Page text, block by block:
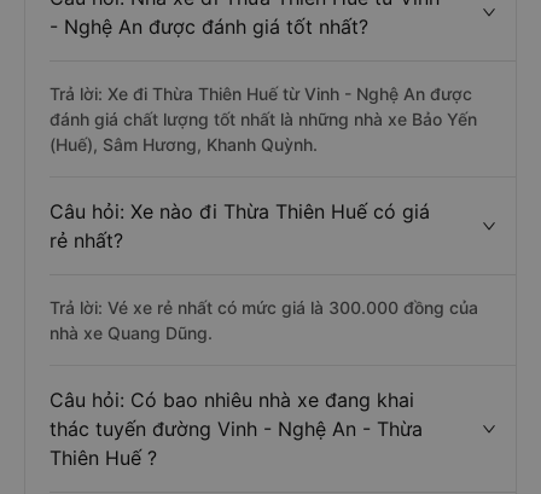
- Nghệ An được đánh giá tốt nhất?
Trả lời: Xe đi Thừa Thiên Huế từ Vinh - Nghệ An được
đánh giá chất lượng tốt nhất là những nhà xe Bảo Yến
(Huế), Sâm Hương, Khanh Quỳnh.
Câu hỏi: Xe nào đi Thừa Thiên Huế có giá
rẻ nhất?
Trả lời: Vé xe rẻ nhất có mức giá là 300.000 đồng của
nhà xe Quang Dũng.
Câu hỏi: Có bao nhiêu nhà xe đang khai
thác tuyến đường Vinh - Nghệ An - Thừa
Thiên Huế ?